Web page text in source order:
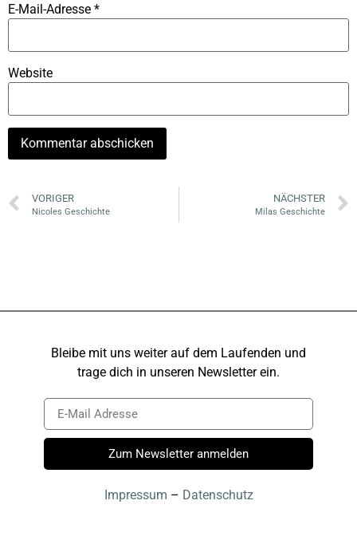
E-Mail-Adresse *
Website
VORIGER
Nicoles Geschichte
NÄCHSTER
Milas Geschichte
Bleibe mit uns weiter auf dem Laufenden und
trage dich in unseren Newsletter ein.
Zum Newsletter anmelden
Impressum – Datenschutz